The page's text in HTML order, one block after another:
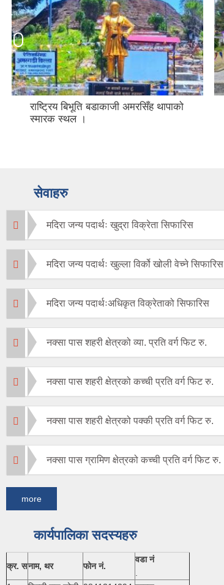
राष्ट्रिय बिभूति बडाकाजी अमरसिँह थापाको
स्मारक स्थल ।
सेवाहरु
मदिरा जन्य पदार्थः खुद्रा विक्रेता सिफारिस
मदिरा जन्य पदार्थः खुल्ला विर्को खोली वेच्ने सिफारिस
मदिरा जन्य पदार्थःअधिकृत विक्रेताको सिफारिस
नक्सा पास शहरी क्षेत्रको व्या. प्रति वर्ग फिट रु.
नक्सा पास शहरी क्षेत्रको कच्ची प्रति वर्ग फिट रु.
नक्सा पास शहरी क्षेत्रको पक्की प्रति वर्ग फिट रु.
नक्सा पास ग्रामिण क्षेत्रको कच्ची प्रति वर्ग फिट रु.
more
कार्यपालिका सदस्यहरु
क्र. सनाम, थर फोन नं.
वडा नं